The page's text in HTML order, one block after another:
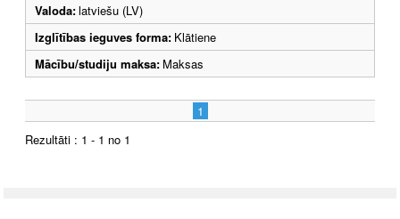
Valoda:latviešu (LV)
Izglītības ieguves forma: Klātiene
Mācību/studiju maksa: Maksas
1
Rezultāti : 1 - 1 no 1